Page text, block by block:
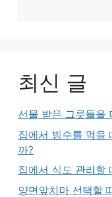
최신 글
선물 받은 그릇들을
집에서 빙수를 먹을
까?
집에서 식도 관리할
양면앞치마 선택할